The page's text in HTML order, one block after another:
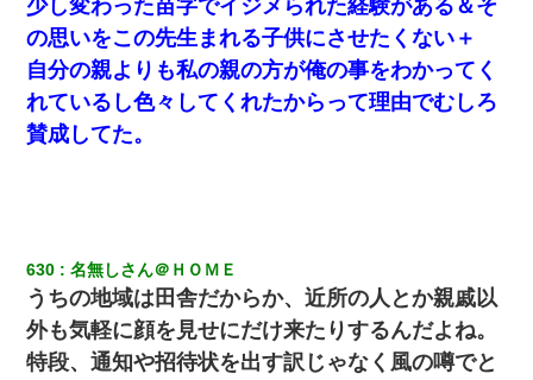
少し変わった苗字でイジメられた経験がある＆そ
の思いをこの先生まれる子供にさせたくない＋
自分の親よりも私の親の方が俺の事をわかってく
れているし色々してくれたからって理由でむしろ
賛成してた。
630 名無しさん＠ＨＯＭＥ
うちの地域は田舎だからか、近所の人とか親戚以
外も気軽に顔を見せにだけ来たりするんだよね。
特段、通知や招待状を出す訳じゃなく風の噂でと